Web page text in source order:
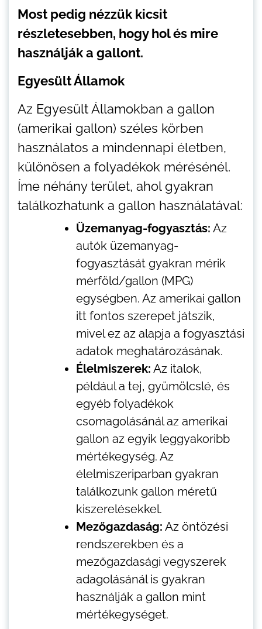
Most pedig nézzük kicsit
részletesebben, hogy hol és mire
használják a gallont.
Egyesült Államok
Az Egyesült Államokban a gallon
(amerikai gallon) széles körben
használatos a mindennapi életben,
különösen a folyadékok mérésénél.
Íme néhány terület, ahol gyakran
találkozhatunk a gallon használatával:
Üzemanyag-fogyasztás: Az
autók üzemanyag-
fogyasztását gyakran mérik
mérföld/gallon (MPG)
egységben. Az amerikai gallon
itt fontos szerepet játszik,
mivel ez az alapja a fogyasztási
adatok meghatározásának.
Élelmiszerek: Az italok,
például a tej, gyümölcslé, és
egyéb folyadékok
csomagolásánál az amerikai
gallon az egyik leggyakoribb
mértékegység. Az
élelmiszeriparban gyakran
találkozunk gallon méretű
kiszerelésekkel.
Mezőgazdaság: Az öntözési
rendszerekben és a
mezőgazdasági vegyszerek
adagolásánál is gyakran
használják a gallon mint
mértékegységet.